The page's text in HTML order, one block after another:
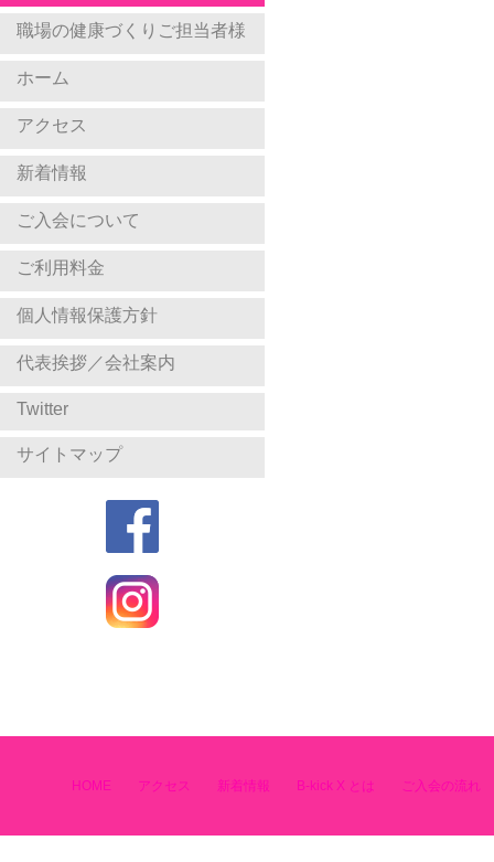
職場の健康づくりご担当者様
ホーム
アクセス
新着情報
ご入会について
ご利用料金
個人情報保護方針
代表挨拶／会社案内
Twitter
サイトマップ
HOME アクセス 新着情報 B-kick X とは ご入会の流れ